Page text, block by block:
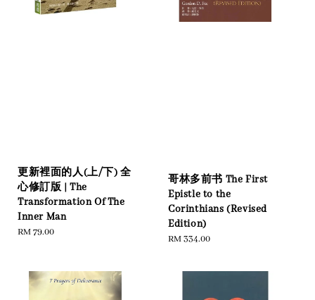
更新裡面的人(上/下) 全
心修訂版 | The
Transformation Of The
Inner Man
Regular
RM 79.00
哥林多前书 The First
Epistle to the
Corinthians (Revised
Edition)
Regular
RM 334.00